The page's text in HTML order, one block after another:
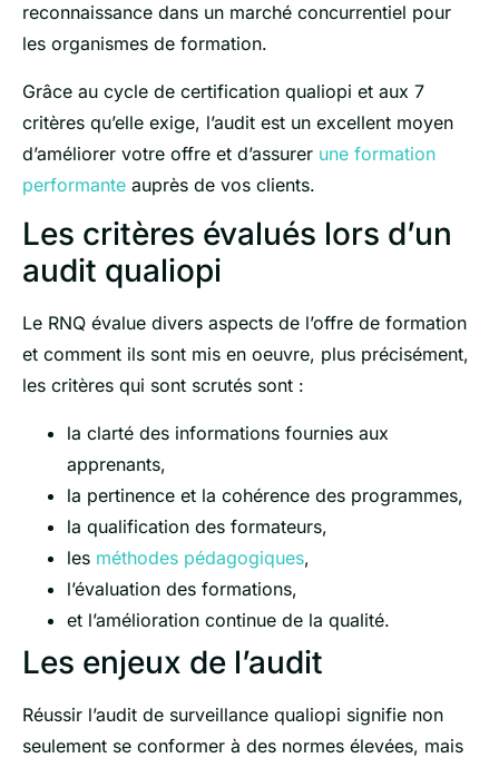
reconnaissance dans un marché concurrentiel pour
les organismes de formation.
Grâce au cycle de certification qualiopi et aux 7
critères qu’elle exige, l’audit est un excellent moyen
d’améliorer votre offre et d’assurer une formation
performante auprès de vos clients.
Les critères évalués lors d’un
audit qualiopi
Le RNQ évalue divers aspects de l’offre de formation
et comment ils sont mis en oeuvre, plus précisément,
les critères qui sont scrutés sont :
la clarté des informations fournies aux
apprenants,
la pertinence et la cohérence des programmes,
la qualification des formateurs,
les méthodes pédagogiques,
l’évaluation des formations,
et l’amélioration continue de la qualité.
Les enjeux de l’audit
Réussir l’audit de surveillance qualiopi signifie non
seulement se conformer à des normes élevées, mais